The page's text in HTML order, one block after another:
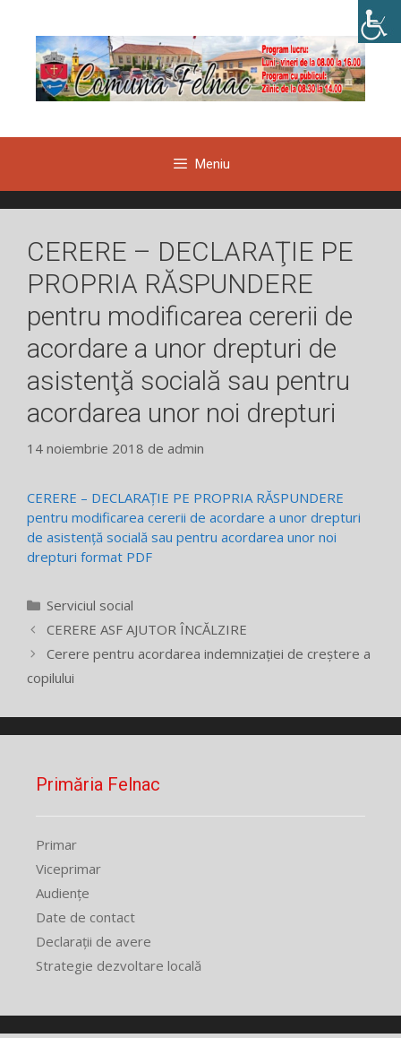
conținut
Meniu
CERERE – DECLARAŢIE PE
PROPRIA RĂSPUNDERE
pentru modificarea cererii de
acordare a unor drepturi de
asistenţă socială sau pentru
acordarea unor noi drepturi
14 noiembrie 2018 de admin
CERERE – DECLARAŢIE PE PROPRIA RĂSPUNDERE
pentru modificarea cererii de acordare a unor drepturi
de asistenţă socială sau pentru acordarea unor noi
drepturi format PDF
Categorii
Serviciul social
CERERE ASF AJUTOR ÎNCĂLZIRE
Cerere pentru acordarea indemnizației de creștere a
copilului
Primăria Felnac
Primar
Viceprimar
Audiențe
Date de contact
Declarații de avere
Strategie dezvoltare locală